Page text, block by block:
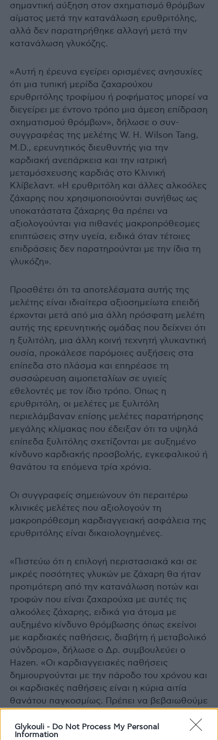
Glykouli - Do Not Process My Personal
Information
σημαντική αύξηση στον σχηματισμό θρόμβων
αίματος μετά την κατανάλωση ερυθριτόλης,
αλλά δεν παρατηρήθηκε αλλαγή μετά την
κατανάλωση γλυκόζης.
«Αυτή η έρευνα εγείρει ορισμένες ανησυχίες
ότι μια τυπική μερίδα ζαχαρούχου
ερυθριτόλης τροφίμου ή ροφήματος μπορεί να
διεγείρει με έντονο τρόπο μια άμεση επίδραση
σχηματισμού θρόμβων», δήλωσε ο συν-
συγγραφέας της μελέτης W. H. Wilson Tang,
M.D., ερευνητικός διευθυντής για την
καρδιακή ανεπάρκεια και την ιατρική
μεταμόσχευσης καρδιάς στο Κλινική
Κλίβελαντ. «Η ερυθριτόλη και άλλες αλκοόλες
ζάχαρης που χρησιμοποιούνται συνήθως ως
υποκατάστατα ζάχαρης θα πρέπει να
αξιολογούνται για πιθανές μακροπρόθεσμες
επιπτώσεις στην υγεία, ειδικά όταν τέτοιες
επιδράσεις δεν παρατηρούνται με την ίδια τη
γλυκόζη».
Προσθέτει ότι τα αποτελέσματα αυτής της
μελέτης είναι ιδιαίτερα αξιοσημείωτα επειδή
έρχονται μετά από μια άλλη πρόσφατη μελέτη
αυτής της ερευνητικής ομάδας που δείχνει ότι
η ξυλιτόλη, μια άλλη κοινή τεχνητή γλυκαντική
ουσία, προκάλεσε παρόμοιες αυξήσεις στα
επίπεδα στο πλάσμα και επηρέασε τη
συσσώρευση αιμοπεταλίων σε υγιείς
εθελοντές με τον ίδιο τρόπο. Όπως η
ερυθριτόλη, οι μελέτες με ξυλιτόλη
περιελάμβαναν επίσης μελέτες παρατήρησης
μεγάλης κλίμακας που έδειξαν ότι τα υψηλά
επίπεδα ξυλιτόλης σχετίζονται με αυξημένο
κίνδυνο καρδιακής προσβολής, εγκεφαλικού ή
θανάτου τα επόμενα τρία χρόνια.
Οι συγγραφείς σημειώνουν ότι περαιτέρω
κλινικές μελέτες που αξιολογούν τη
μακροπρόθεσμη καρδιαγγειακή ασφάλεια της
ερυθριτόλης είναι δικαιολογημένες.
«Πιστεύω ότι η επιλογή περιστασιακά και σε
μικρές ποσότητες γλυκών με ζάχαρη θα ήταν
προτιμότερη από την κατανάλωση ποτών και
τροφών που είναι ζαχαρούχα με αυτές τις
αλκοόλες ζάχαρης, ειδικά για άτομα με
αυξημένο κίνδυνο θρόμβωσης όπως εκείνοι
με καρδιακές παθήσεις, διαβήτη ή μεταβολικό
σύνδρομο», δήλωσε ο Δρ. συμβουλεύει ο
Hazen. «Οι καρδιαγγειακές παθήσεις
δημιουργούνται με την πάροδο του χρόνου και
οι καρδιακές παθήσεις είναι η κύρια αιτία
θανάτου παγκοσμίως. Πρέπει να βεβαιωθούμε
παράγοντες κινδύνου».